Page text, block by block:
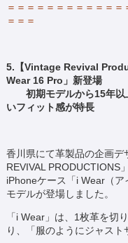
＝＝＝＝＝＝＝＝＝＝＝
＝＝＝
5.【Vintage Revival
Wear 16 Pro」新登場
初期モデルから15年
いフィット感が特長
香川県にて革製品の企画デ
REVIVAL PRODUCTIONS
iPhoneケース「i Wear（
モデルが登場しました。
「i Wear」は、1枚革を切
り、「服のようにジャスト